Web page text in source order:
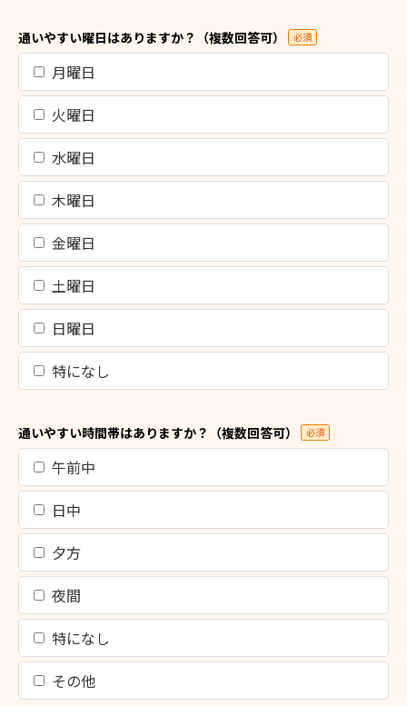
通いやすい曜日はありますか？（複数回答可） 必須
月曜日
火曜日
水曜日
木曜日
金曜日
土曜日
日曜日
特になし
通いやすい時間帯はありますか？（複数回答可） 必須
午前中
日中
夕方
夜間
特になし
その他